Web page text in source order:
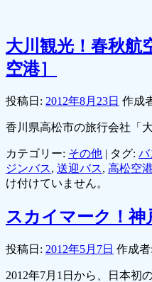
大川観光！春秋航
空港］
投稿日: 2012年8月23日 作成
香川県高松市の旅行会社「
カテゴリー: その他 | タグ: バ
ジンバス, 送迎バス, 高松空港
け付けていません。
スカイマーク！神
投稿日: 2012年5月7日 作成者:
2012年7月1日から、日本初